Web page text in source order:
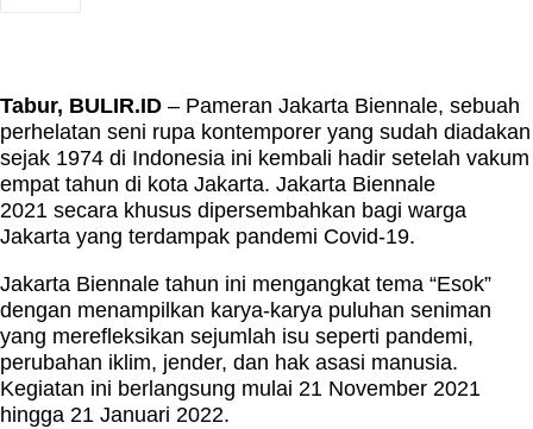
Tabur, BULIR.ID – Pameran Jakarta Biennale, sebuah
perhelatan seni rupa kontemporer yang sudah diadakan
sejak 1974 di Indonesia ini kembali hadir setelah vakum
empat tahun di kota Jakarta. Jakarta Biennale
2021 secara khusus dipersembahkan bagi warga
Jakarta yang terdampak pandemi Covid-19.
Jakarta Biennale tahun ini mengangkat tema “Esok”
dengan menampilkan karya-karya puluhan seniman
yang merefleksikan sejumlah isu seperti pandemi,
perubahan iklim, jender, dan hak asasi manusia.
Kegiatan ini berlangsung mulai 21 November 2021
hingga 21 Januari 2022.